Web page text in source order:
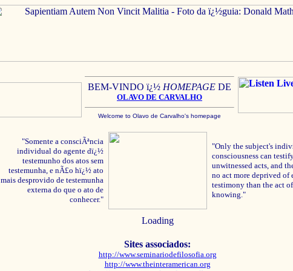
BEM-VINDO ï¿½ HOMEPAGE DE
OLAVO DE CARVALHO
Welcome to Olavo de Carvalho's homepage
"Somente a consciÃªncia
individual do agente dï¿½
testemunho dos atos sem
testemunha, e nÃ£o hï¿½ ato
mais desprovido de testemunha
externa do que o ato de
conhecer."
"Only the subject's
consciousness can
unwitnessed acts, and
no act more deprived of
testimony than the act of
knowing."
Loading
Sites associados:
http://www.seminariodefilosofia.org
http://www.theinteramerican.org